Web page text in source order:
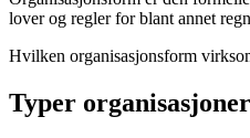
lover og regler for blant annet
Hvilken organisasjonsform
Typer organisasjoner